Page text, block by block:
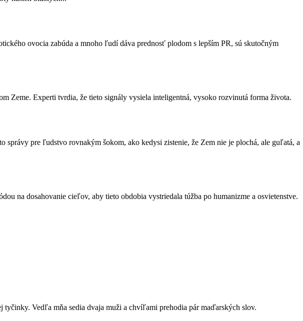
ovocia zabúda a mnoho ľudí dáva prednosť plodom s lepším PR, sú skutočným
Experti tvrdia, že tieto signály vysiela inteligentná, vysoko rozvinutá forma života.
pre ľudstvo rovnakým šokom, ako kedysi zistenie, že Zem nie je plochá, ale guľatá, a
na dosahovanie cieľov, aby tieto obdobia vystriedala túžba po humanizme a osvietenstve.
Vedľa mňa sedia dvaja muži a chvíľami prehodia pár maďarských slov.